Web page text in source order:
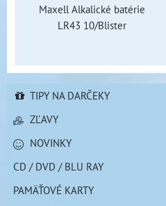
Maxell Alkalické batérie
LR43 10/Blister
TIPY NA DARČEKY
ZĽAVY
NOVINKY
CD / DVD / BLU RAY
PAMÄŤOVÉ KARTY